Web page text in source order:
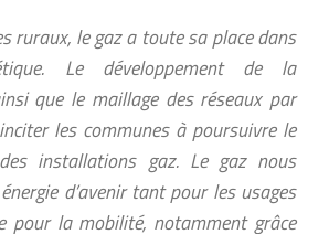
ruraux, le gaz a toute sa place dans
Le développement de la
que le maillage des réseaux par
les communes à poursuivre le
installations gaz. Le gaz nous
d’avenir tant pour les usages
pour la mobilité, notamment grâce